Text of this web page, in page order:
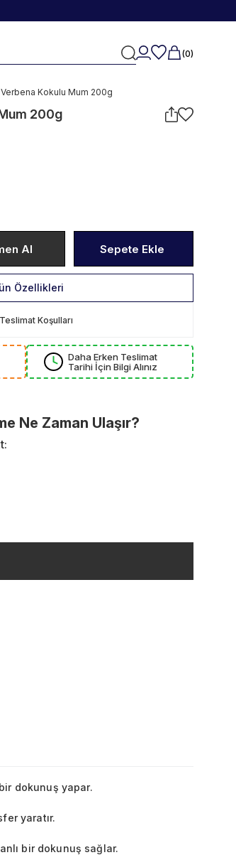
0
Kokulu Mum 200g
200g
Özellikleri
Koşulları
Daha Erken Teslimat
Tarihi İçin Bilgi Alınız
Ne Zaman Ulaşır?
dokunuş yapar.
yaratır.
bir dokunuş sağlar.